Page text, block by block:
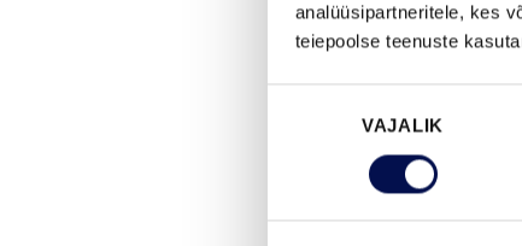
analüüsipartneritele, kes
teiepoolse teenuste
VAJALIK